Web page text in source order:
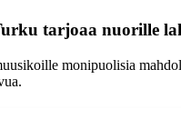
tarjoaa nuorille
monipuolisia